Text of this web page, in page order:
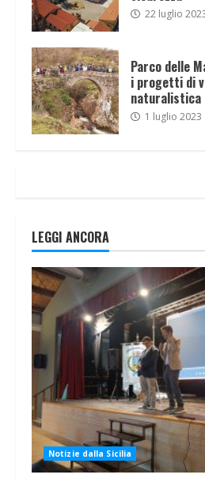
22 luglio
Parco delle
i progetti di
naturalistica
1 luglio 2023
LEGGI ANCORA
Notizie dalla Sicilia